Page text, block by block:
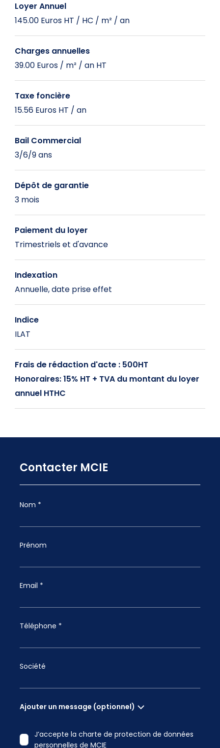
Loyer Annuel
145.00 Euros HT / HC / m² / an
Charges annuelles
39.00 Euros / m² / an HT
Taxe foncière
15.56 Euros HT / an
Bail Commercial
3/6/9 ans
Dépôt de garantie
3 mois
Paiement du loyer
Trimestriels et d'avance
Indexation
Annuelle, date prise effet
Indice
ILAT
Frais de rédaction d'acte : 500HT
Honoraires: 15% HT + TVA du montant du loyer
annuel HTHC
Contacter MCIE
Nom *
Prénom
Email *
Téléphone *
Société
Ajouter un message (optionnel)
J’accepte la charte de protection de données
personnelles de MCIE